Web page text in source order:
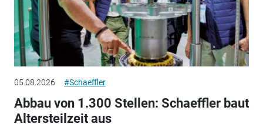
05.08.2026 #Schaeffler
Abbau von 1.300 Stellen: Schaeffler baut
Altersteilzeit aus